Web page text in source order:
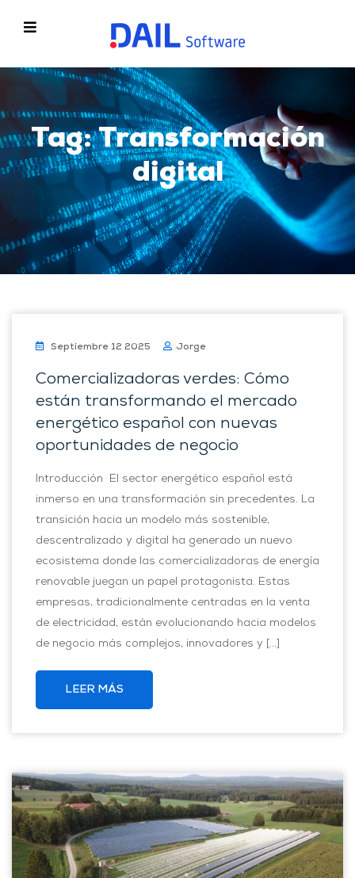
Tag: Transformación
digital
Septiembre 12 2025 Jorge
Comercializadoras verdes: Cómo
están transformando el mercado
energético español con nuevas
oportunidades de negocio
Introducción El sector energético español está
inmerso en una transformación sin precedentes. La
transición hacia un modelo más sostenible,
descentralizado y digital ha generado un nuevo
ecosistema donde las comercializadoras de energía
renovable juegan un papel protagonista. Estas
empresas, tradicionalmente centradas en la venta
de electricidad, están evolucionando hacia modelos
de negocio más complejos, innovadores y […]
LEER MÁS